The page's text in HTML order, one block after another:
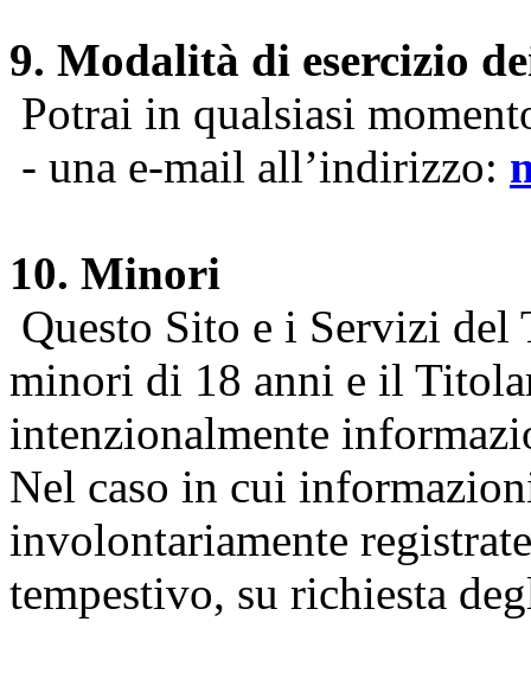
9. Modalità di esercizio
Potrai in qualsiasi
- una e-mail all’indirizzo:
10. Minori
Questo Sito e i Servizi del
minori di 18 anni e il
intenzionalmente
Nel caso in cui
involontariamente
tempestivo, su richiesta